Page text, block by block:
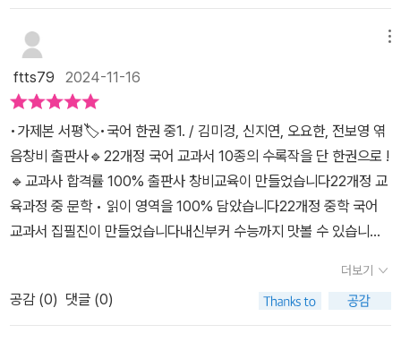
준 멋진 책, 바로 『국어 한 권』 이다.
ftts79 2024-11-16
•가제본 서평🏷•국어 한권 중1. / 김미겅, 신지연, 오요한, 전보영 엮
음창비 출판사🔹️22개정 국어 교과서 10종의 수록작을 단 한권으로 !
🔹️교과사 합격률 100% 출판사 창비교육이 만들었습니다22개정 교
육과정 중 문학 • 읽이 영역을 100% 담았습니다22개정 중학 국어
교과서 집필진이 만들었습니다내신부커 수능까지 맛볼 수 있습니다.
것 같다.가제본 책이라 책의 일부만 실어져 있는데,본책은 문학 비문
학 각 권으로 구성 수능맛보기까지 되어있어서, 국어공부의 로드맵도
그려 볼 수 있고, 중학교 국어 교과서를 미리 읽어보는 효과도 있어서
더보기
공감 (0) 댓글 (0)